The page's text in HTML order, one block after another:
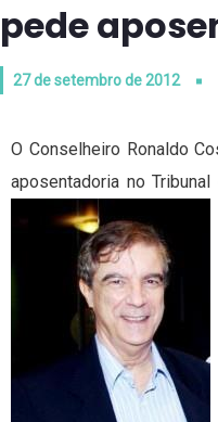
pede
27 de setembro de 2012
O Conselheiro Ronaldo
aposentadoria no